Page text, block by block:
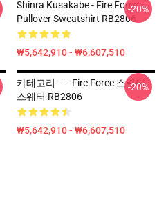
Shinra Kusakabe - Fire Force
Pullover Sweatshirt RB2806
₩5,642,910 - ₩6,607,510
-20%
카테고리 - - - Fire Force 스웨터
스웨터 RB2806
₩5,642,910 - ₩6,607,510
-20%